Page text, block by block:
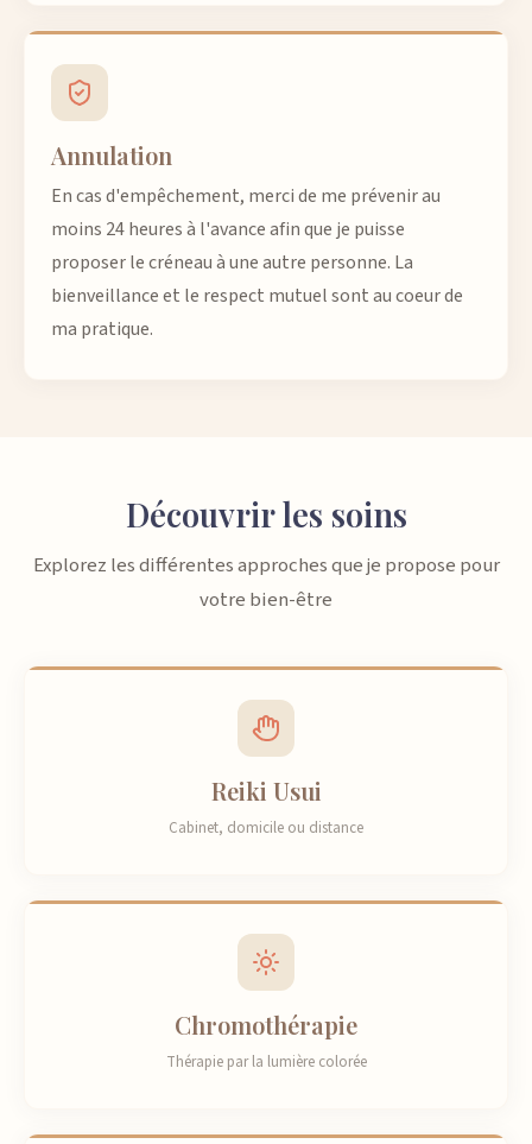
Annulation
En cas d'empêchement, merci de me prévenir au
moins 24 heures à l'avance afin que je puisse
proposer le créneau à une autre personne. La
bienveillance et le respect mutuel sont au coeur de
ma pratique.
Découvrir les soins
Explorez les différentes approches que je propose pour
votre bien-être
Reiki Usui
Cabinet, domicile ou distance
Chromothérapie
Thérapie par la lumière colorée